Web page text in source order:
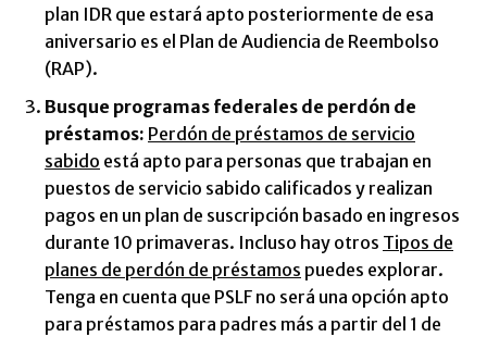
plan IDR que estará apto posteriormente de esa
aniversario es el Plan de Audiencia de Reembolso
(RAP).
Busque programas federales de perdón de
préstamos: Perdón de préstamos de servicio
sabido está apto para personas que trabajan en
puestos de servicio sabido calificados y realizan
pagos en un plan de suscripción basado en ingresos
durante 10 primaveras. Incluso hay otros Tipos de
planes de perdón de préstamos puedes explorar.
Tenga en cuenta que PSLF no será una opción apto
para préstamos para padres más a partir del 1 de